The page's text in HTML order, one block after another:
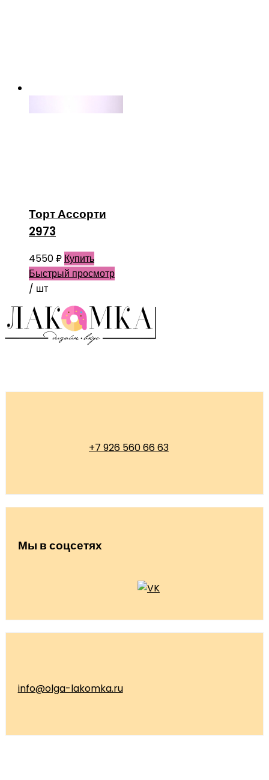
Торт Ассорти
2973
4550₽ Купить
Быстрый просмотр
/ шт
+7 926 560 66 63
Мы в соцсетях
info@olga-lakomka.ru